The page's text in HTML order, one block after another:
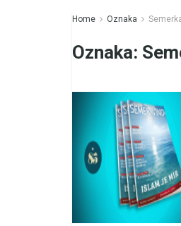
Home Oznaka
Oznaka: